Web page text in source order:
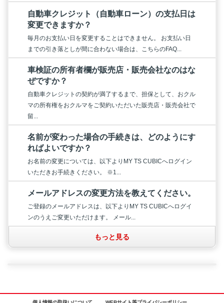
自動車クレジット（自動車ローン）の支払日は
変更できますか？
毎月のお支払い日を変更することはできません。 お支払い日
までの引き落としが間に合わない場合は、こちらのFAQ...
車検証の所有者欄が販売店・販売会社なのはな
ぜですか？
自動車クレジットの契約が満了するまで、担保として、おクル
マの所有権をおクルマをご契約いただいた販売店・販売会社で
留...
名前が変わった場合の手続きは、どのようにす
ればよいですか？
お名前の変更については、以下よりMY TS CUBICへログイン
いただきお手続きください。 ※1...
メールアドレスの変更方法を教えてください。
ご登録のメールアドレスは、以下よりMY TS CUBICへログイ
ンのうえご変更いただけます。 メール...
もっと見る